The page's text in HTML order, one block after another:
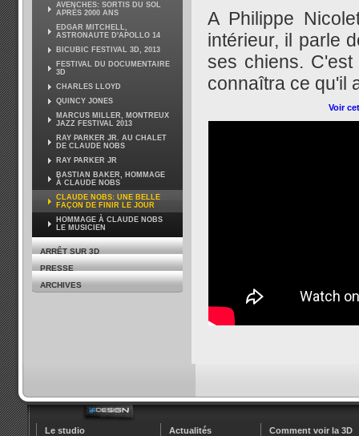
AVENCHES: SORTIS DU SOL
APRÈS 2000 ANS
EDGAR MITCHELL,
ASTRONAUTE D'APOLLO 14
BICUBIC FESTIVAL 3D, 2013
FESTIVAL DU DOCUMENTAIRE
3D
CHARLES LLOYD
QUINCY JONES
MARCUS MILLER, MONTREUX
JAZZ FESTIVAL 2013
RAY PARKER JR. AU CHALET
DE CLAUDE NOBS
RAY PARKER JR
BASTIAN BAKER, HOMMAGE
À CLAUDE NOBS
CLAUDE NOBS: UNE BELLE
FAÇON DE FINIR LE JOUR
HOMMAGE À CLAUDE NOBS
LE MUSICIEN
ARRÊT SUR 3D
PRESSE
ARCHIVES
A Philippe
intérieur, il parle
ses chiens.
connaîtra ce qu'il
Voir
Le studio
Actualités
Comment voir la 3D